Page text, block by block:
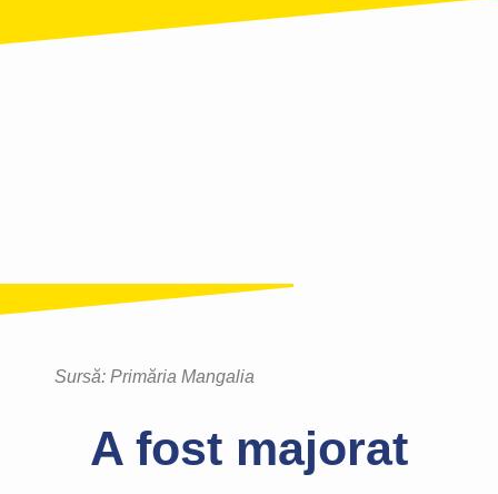
Sursă: Primăria Mangalia
A fost majorat